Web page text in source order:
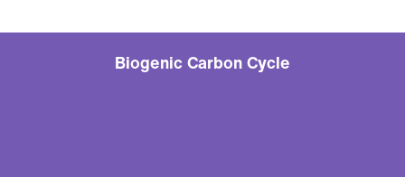
Biogenic Carbon Cycle